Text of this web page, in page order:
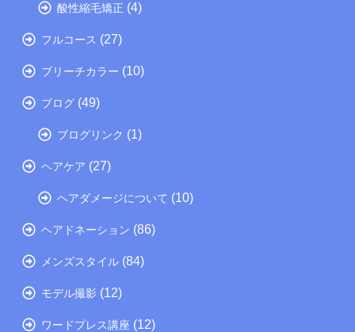
酸性縮毛矯正 (4)
フルコース (27)
ブリーチカラー (10)
ブログ (49)
ブログリンク (1)
ヘアケア (27)
ヘアダメージについて (10)
ヘアドネーション (86)
メンズスタイル (84)
モデル撮影 (12)
ワードプレス講座 (12)